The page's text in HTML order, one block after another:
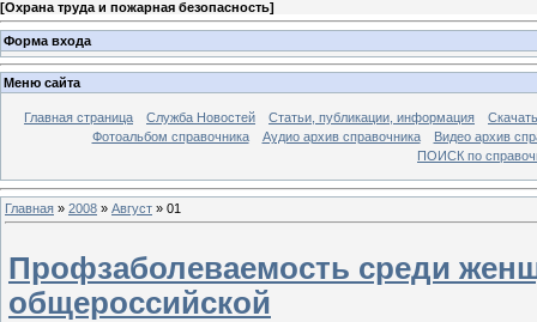
[Охрана труда и пожарная безопасность]
Форма входа
Меню сайта
Главная страница Служба Новостей Статьи, публикации, информация
Фотоальбом справочника
Аудио архив справочника
Видео архив
ПОИСК по
Главная » 2008 » Август » 01
Профзаболеваемость среди
общероссийской